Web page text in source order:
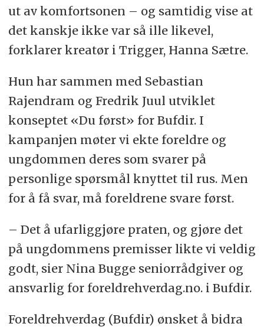
ut av komfortsonen – og samtidig vise at
det kanskje ikke var så ille likevel,
forklarer kreatør i Trigger, Hanna Sætre.
Hun har sammen med Sebastian
Rajendram og Fredrik Juul utviklet
konseptet «Du først» for Bufdir. I
kampanjen møter vi ekte foreldre og
ungdommen deres som svarer på
personlige spørsmål knyttet til rus. Men
for å få svar, må foreldrene svare først.
– Det å ufarliggjøre praten, og gjøre det
på ungdommens premisser likte vi veldig
godt, sier Nina Bugge seniorrådgiver og
ansvarlig for foreldrehverdag.no. i Bufdir.
Foreldrehverdag (Bufdir) ønsket å bidra